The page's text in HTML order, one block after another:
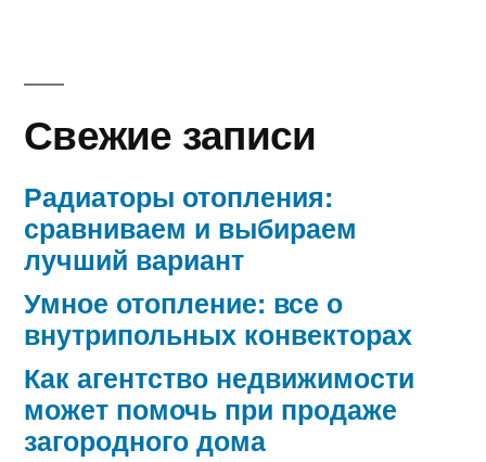
Свежие записи
Радиаторы отопления:
сравниваем и выбираем
лучший вариант
Умное отопление: все о
внутрипольных конвекторах
Как агентство недвижимости
может помочь при продаже
загородного дома